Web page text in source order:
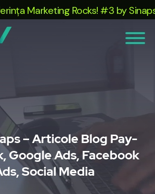
Rocks! #3 by Sinaps. Ia-
– Articole Blog Pay-
Google Ads, Facebook
Social Media